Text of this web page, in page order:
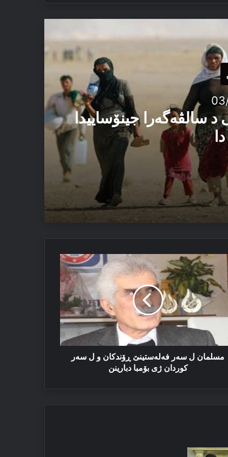
د سالڤەگەرا جینۆساییدا
دا
مسلمان ل سەر فه‌له‌ستینێ ڕۆندکان و ل سه‌ر
کوردان ژی بۆمبا دبارینن